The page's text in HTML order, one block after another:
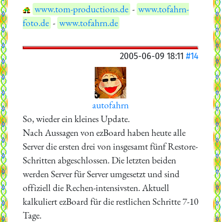
www.tom-productions.de - www.tofahrn-
foto.de - www.tofahrn.de
2005-06-09 18:11 #14
autofahrn
So, wieder ein kleines Update.
Nach Aussagen von ezBoard haben heute alle
Server die ersten drei von insgesamt fünf Restore-
Schritten abgeschlossen. Die letzten beiden
werden Server für Server umgesetzt und sind
offiziell die Rechen-intensivsten. Aktuell
kalkuliert ezBoard für die restlichen Schritte 7-10
Tage.